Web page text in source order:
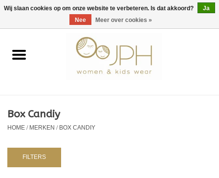
EUR/GBP/USD 0 Artikelen - €0,00
Home
Kids
Box Candiy
HOME/MERKEN/BOX CANDIY
FILTERS
Wij slaan cookies op om onze website te verbeteren. Is dat akkoord?
Ja
Nee
Meer over cookies »